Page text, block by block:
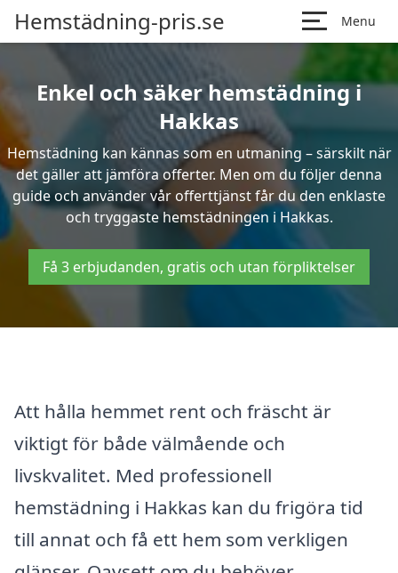
Hemstädning-pris.se Menu
Enkel och säker hemstädning i
Hakkas
Hemstädning kan kännas som en utmaning – särskilt när
det gäller att jämföra offerter. Men om du följer denna
guide och använder vår offerttjänst får du den enklaste
och tryggaste hemstädningen i Hakkas.
Få 3 erbjudanden, gratis och utan förpliktelser
Att hålla hemmet rent och fräscht är
viktigt för både välmående och
livskvalitet. Med professionell
hemstädning i Hakkas kan du frigöra tid
till annat och få ett hem som verkligen